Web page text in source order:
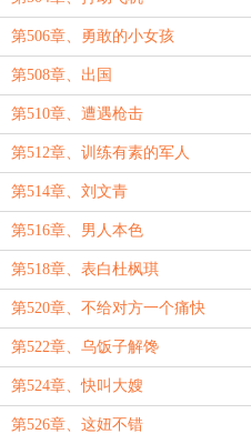
第506章、勇敢的小女孩
第508章、出国
第510章、遭遇枪击
第512章、训练有素的军人
第514章、刘文青
第516章、男人本色
第518章、表白杜枫琪
第520章、不给对方一个痛快
第522章、乌饭子解馋
第524章、快叫大嫂
第526章、这妞不错